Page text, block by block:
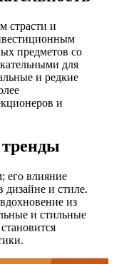
страсти и
предметов со
для
и редкие
и
его влияние
дизайне и стиле.
из
и стильные